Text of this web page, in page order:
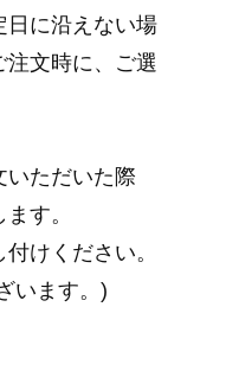
日に沿えない場
文時に、ご選
ただいた際
す。
けください。
います。)